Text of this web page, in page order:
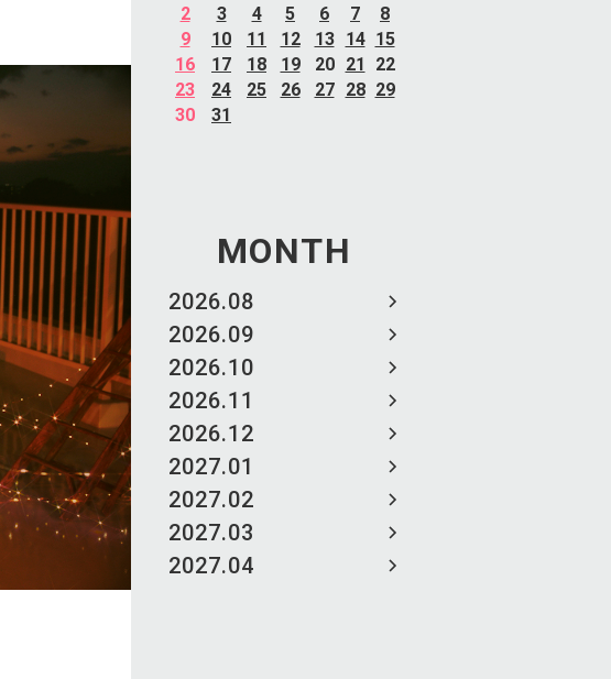
2
3 4 5 6 7
8
9
10 11 12 13 14 15
16
17 18 19 20 21
22
23
24 25 26 27 28 29
30
31
MONTH
2026.08
2026.09
2026.10
2026.11
2026.12
2027.01
2027.02
2027.03
2027.04